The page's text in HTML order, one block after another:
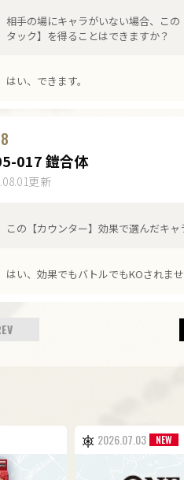
相手の場にキャラがいない場合、こ
タック】を得ることはできますか？
はい、できます。
017 鎧合体
更新
この【カウンター】効果で選んだキ
はい、効果でもバトルでもKOされませ
2026.07.03